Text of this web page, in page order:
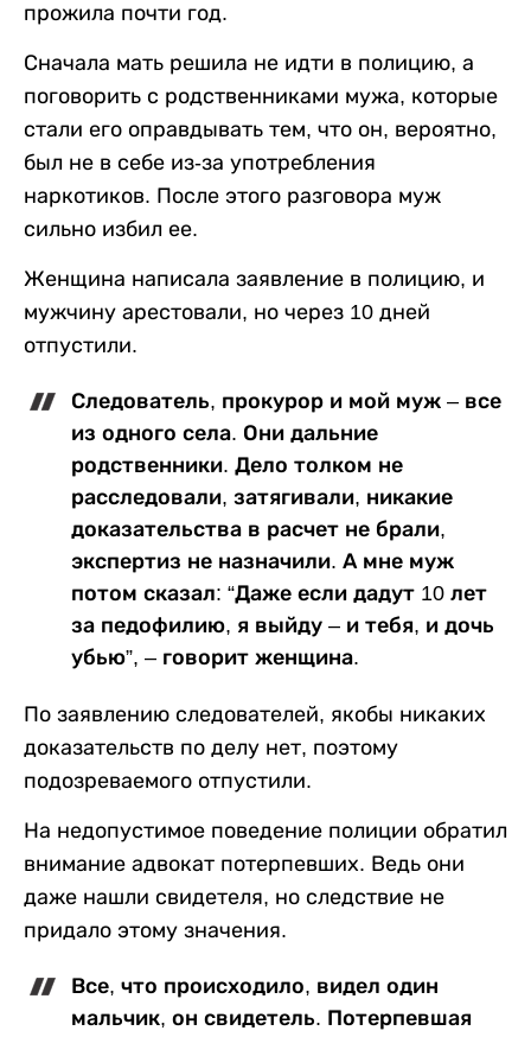
прожила почти год.
Сначала мать решила не идти в полицию, а
поговорить с родственниками мужа, которые
стали его оправдывать тем, что он, вероятно,
был не в себе из-за употребления
наркотиков. После этого разговора муж
сильно избил ее.
Женщина написала заявление в полицию, и
мужчину арестовали, но через 10 дней
отпустили.
Следователь, прокурор и мой муж – все
из одного села. Они дальние
родственники. Дело толком не
расследовали, затягивали, никакие
доказательства в расчет не брали,
экспертиз не назначили. А мне муж
потом сказал: “Даже если дадут 10 лет
за педофилию, я выйду – и тебя, и дочь
убью”, – говорит женщина.
По заявлению следователей, якобы никаких
доказательств по делу нет, поэтому
подозреваемого отпустили.
На недопустимое поведение полиции обратил
внимание адвокат потерпевших. Ведь они
даже нашли свидетеля, но следствие не
придало этому значения.
Все, что происходило, видел один
мальчик, он свидетель. Потерпевшая